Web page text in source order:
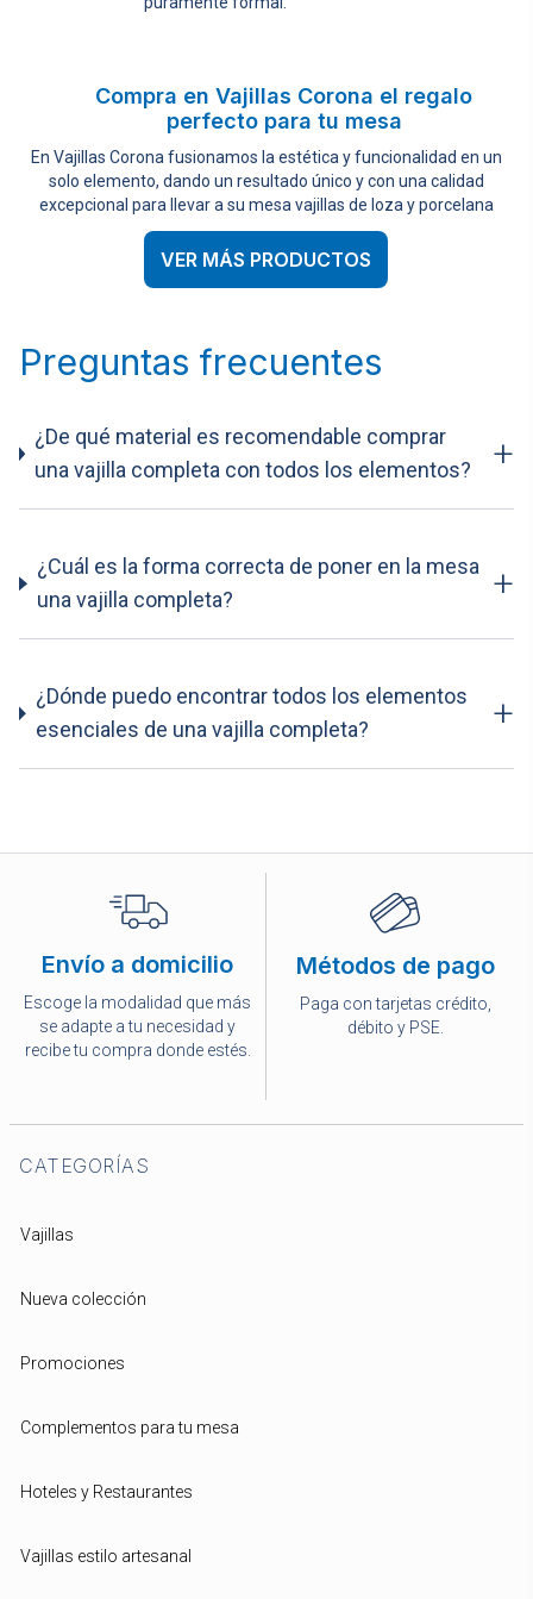
Compra en Vajillas Corona el regalo
perfecto para tu mesa
En Vajillas Corona fusionamos la estética y funcionalidad en un
solo elemento, dando un resultado único y con una calidad
excepcional para llevar a su mesa vajillas de loza y porcelana
VER MÁS PRODUCTOS
Preguntas frecuentes
¿De qué material es recomendable comprar
una vajilla completa con todos los elementos?
+
¿Cuál es la forma correcta de poner en la mesa
una vajilla completa?
+
¿Dónde puedo encontrar todos los elementos
esenciales de una vajilla completa?
+
Envío a domicilio
Escoge la modalidad que más
se adapte a tu necesidad y
recibe tu compra donde estés.
Métodos de pago
Paga con tarjetas crédito,
débito y PSE.
CATEGORÍAS
Vajillas
Nueva colección
Promociones
Complementos para tu mesa
Hoteles y Restaurantes
Vajillas estilo artesanal